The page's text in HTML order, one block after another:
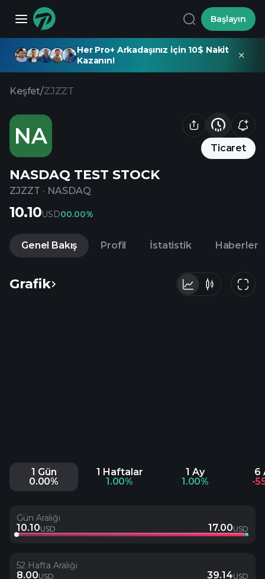
Başlayın
Her Pro+ Arkadaşınız için 10$ Nakit
Kazanın!
Keşfet/ZJZZT
NA Ticaret
NASDAQ TEST STOCK
ZJZZT · NASDAQ
10.10USD00.00%
Genel Bakış Profil İstatistik Haberler
Grafik
1 Gün
0.00%
1 Haftalar
1.00%
1 Ay
1.00%
6
-
Gün Aralığı
10.10USD 17.00USD
52 Hafta Aralığı
8.00USD 39.14USD